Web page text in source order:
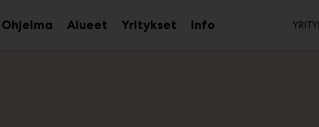
Ohjelma AlueetAvaaYrityksetAvaaInfoAvaa